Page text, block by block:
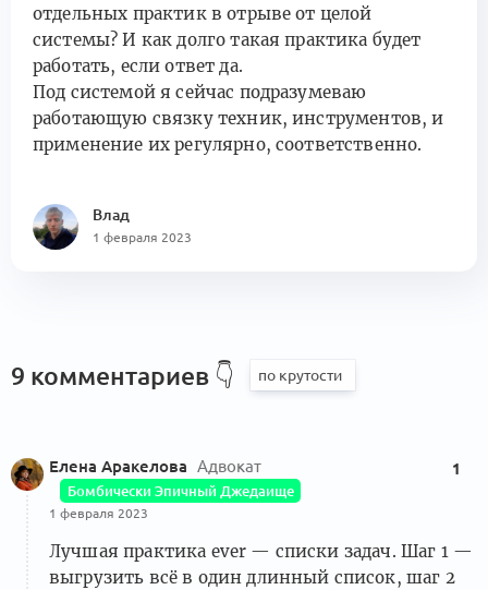
отдельных практик в отрыве от целой
системы? И как долго такая практика будет
работать, если ответ да.
Под системой я сейчас подразумеваю
работающую связку техник, инструментов, и
применение их регулярно, соответственно.
Влад
1 февраля 2023
9 комментариев 👇
Елена Аракелова Адвокат
Бомбически Эпичный Джедаище
1 февраля 2023
1
Лучшая практика ever — списки задач. Шаг 1 —
выгрузить всё в один длинный список, шаг 2